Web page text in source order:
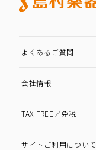
よくあるご質問
会社情報
TAX FREE／免税
サイトご利用について